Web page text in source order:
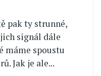
pak ty strunné,
signál dále
máme spoustu
Jak je ale...